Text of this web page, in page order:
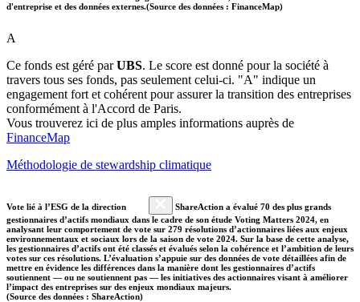
d'entreprise et des données externes.(Source des données : FinanceMap)
A
Ce fonds est géré parUBS. Le score est donné pour la société à
travers tous ses fonds, pas seulement celui-ci. "A" indique un
engagement fort et cohérent pour assurer la transition des entreprises
conformément à l'Accord de Paris.
Vous trouverez ici de plus amples informations auprès de
FinanceMap
Méthodologie de stewardship climatique
Vote lié à l’ESG de la direction
ShareAction a évalué 70 des plus grands
gestionnaires d’actifs mondiaux dans le cadre de son étude Voting Matters 2024, en
analysant leur comportement de vote sur 279 résolutions d’actionnaires liées aux enjeux
environnementaux et sociaux lors de la saison de vote 2024. Sur la base de cette analyse,
les gestionnaires d’actifs ont été classés et évalués selon la cohérence et l’ambition de leurs
votes sur ces résolutions. L’évaluation s’appuie sur des données de vote détaillées afin de
mettre en évidence les différences dans la manière dont les gestionnaires d’actifs
soutiennent — ou ne soutiennent pas — les initiatives des actionnaires visant à améliorer
l’impact des entreprises sur des enjeux mondiaux majeurs.
(Source des données : ShareAction)